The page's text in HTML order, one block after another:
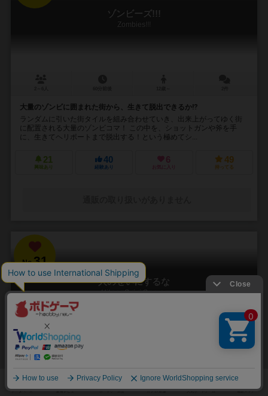
ゾンビーズ!!!
Zombies!!!
大量のゾンビに囲まれた街から、生きて脱出できるか⁉︎
ランダムに引いた街タイルを組み合わせていき、出来上がってゆく街
に配置される大量のゾンビコマ！ この中を、ショットガンや斧を手
に、生きてヘリポートまで脱出する！という極めてシ...
21
興味あり
40
経験あり
6
お気に入り
49
持ってる
No.31
人のせいにするな
Hitono Seini Suruna
3～5人
責任をなすりつけろ！
「お前がやったんだろ！！」 やった覚えのないミスや罪を押し付けら